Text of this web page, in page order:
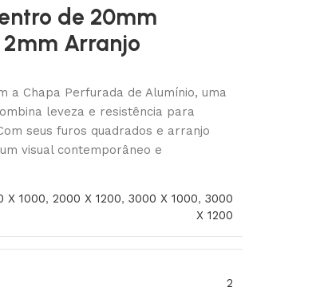
de 20mm
2mm Arranjo
a Chapa Perfurada de Alumínio, uma
leveza e resistência para
seus furos quadrados e arranjo
visual contemporâneo e
X 1000, 2000 X 1200, 3000 X 1000, 3000
X 1200
2